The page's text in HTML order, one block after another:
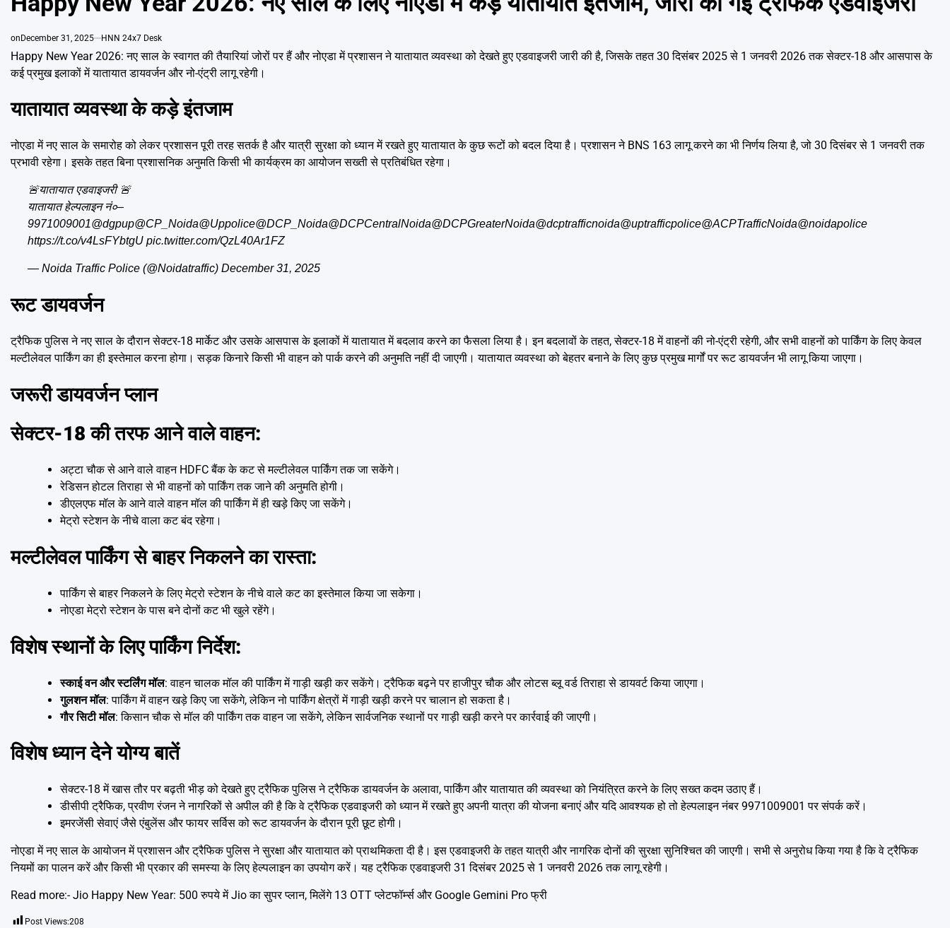
onDecember 31, 2025 HNN 24x7 Desk
Happy New Year 2026: नए साल के स्वागत की तैयारियां जोरों पर हैं और नोएडा में प्रशासन ने यातायात व्यवस्था को देखते हुए एडवाइजरी जारी की है, जिसके तहत 30 दिसंबर 2025 से 1 जनवरी 2026 तक सेक्टर-18 और आसपास के
कई प्रमुख इलाकों में यातायात डायवर्जन और नो-एंट्री लागू रहेगी।
यातायात व्यवस्था के कड़े इंतजाम
नोएडा में नए साल के समारोह को लेकर प्रशासन पूरी तरह सतर्क है और यात्री सुरक्षा को ध्यान में रखते हुए यातायात के कुछ रूटों को बदल दिया है। प्रशासन ने BNS 163 लागू करने का भी निर्णय लिया है, जो 30 दिसंबर से 1 जनवरी तक
प्रभावी रहेगा। इसके तहत बिना प्रशासनिक अनुमति किसी भी कार्यक्रम का आयोजन सख्ती से प्रतिबंधित रहेगा।
🚨यातायात एडवाइजरी 🚨
यातायात हेल्पलाइन नं०–
9971009001@dgpup@CP_Noida@Uppolice@DCP_Noida@DCPCentralNoida@DCPGreaterNoida@dcptrafficnoida@uptrafficpolice@ACPTrafficNoida@noidapolice
https://t.co/v4LsFYbtgU pic.twitter.com/QzL40Ar1FZ
— Noida Traffic Police (@Noidatraffic) December 31, 2025
रूट डायवर्जन
ट्रैफिक पुलिस ने नए साल के दौरान सेक्टर-18 मार्केट और उसके आसपास के इलाकों में यातायात में बदलाव करने का फैसला लिया है। इन बदलावों के तहत, सेक्टर-18 में वाहनों की नो-एंट्री रहेगी, और सभी वाहनों को पार्किंग के लिए केवल
मल्टीलेवल पार्किंग का ही इस्तेमाल करना होगा। सड़क किनारे किसी भी वाहन को पार्क करने की अनुमति नहीं दी जाएगी। यातायात व्यवस्था को बेहतर बनाने के लिए कुछ प्रमुख मार्गों पर रूट डायवर्जन भी लागू किया जाएगा।
जरूरी डायवर्जन प्लान
सेक्टर-18 की तरफ आने वाले वाहन:
अट्टा चौक से आने वाले वाहन HDFC बैंक के कट से मल्टीलेवल पार्किंग तक जा सकेंगे।
रेडिसन होटल तिराहा से भी वाहनों को पार्किंग तक जाने की अनुमति होगी।
डीएलएफ मॉल के आने वाले वाहन मॉल की पार्किंग में ही खड़े किए जा सकेंगे।
मेट्रो स्टेशन के नीचे वाला कट बंद रहेगा।
मल्टीलेवल पार्किंग से बाहर निकलने का रास्ता:
पार्किंग से बाहर निकलने के लिए मेट्रो स्टेशन के नीचे वाले कट का इस्तेमाल किया जा सकेगा।
नोएडा मेट्रो स्टेशन के पास बने दोनों कट भी खुले रहेंगे।
विशेष स्थानों के लिए पार्किंग निर्देश:
स्काई वन और स्टर्लिंग मॉल: वाहन चालक मॉल की पार्किंग में गाड़ी खड़ी कर सकेंगे। ट्रैफिक बढ़ने पर हाजीपुर चौक और लोटस ब्लू वर्ड तिराहा से डायवर्ट किया जाएगा।
गुलशन मॉल: पार्किंग में वाहन खड़े किए जा सकेंगे, लेकिन नो पार्किंग क्षेत्रों में गाड़ी खड़ी करने पर चालान हो सकता है।
गौर सिटी मॉल: किसान चौक से मॉल की पार्किंग तक वाहन जा सकेंगे, लेकिन सार्वजनिक स्थानों पर गाड़ी खड़ी करने पर कार्रवाई की जाएगी।
विशेष ध्यान देने योग्य बातें
सेक्टर-18 में खास तौर पर बढ़ती भीड़ को देखते हुए ट्रैफिक पुलिस ने ट्रैफिक डायवर्जन के अलावा, पार्किंग और यातायात की व्यवस्था को नियंत्रित करने के लिए सख्त कदम उठाए हैं।
डीसीपी ट्रैफिक, प्रवीण रंजन ने नागरिकों से अपील की है कि वे ट्रैफिक एडवाइजरी को ध्यान में रखते हुए अपनी यात्रा की योजना बनाएं और यदि आवश्यक हो तो हेल्पलाइन नंबर 9971009001 पर संपर्क करें।
इमरजेंसी सेवाएं जैसे एंबुलेंस और फायर सर्विस को रूट डायवर्जन के दौरान पूरी छूट होगी।
नोएडा में नए साल के आयोजन में प्रशासन और ट्रैफिक पुलिस ने सुरक्षा और यातायात को प्राथमिकता दी है। इस एडवाइजरी के तहत यात्री और नागरिक दोनों की सुरक्षा सुनिश्चित की जाएगी। सभी से अनुरोध किया गया है कि वे ट्रैफिक
नियमों का पालन करें और किसी भी प्रकार की समस्या के लिए हेल्पलाइन का उपयोग करें। यह ट्रैफिक एडवाइजरी 31 दिसंबर 2025 से 1 जनवरी 2026 तक लागू रहेगी।
Read more:-Jio Happy New Year: 500 रुपये में Jio का सुपर प्लान, मिलेंगे 13 OTT प्लेटफॉर्म्स और Google Gemini Pro फ्री
Post Views:208